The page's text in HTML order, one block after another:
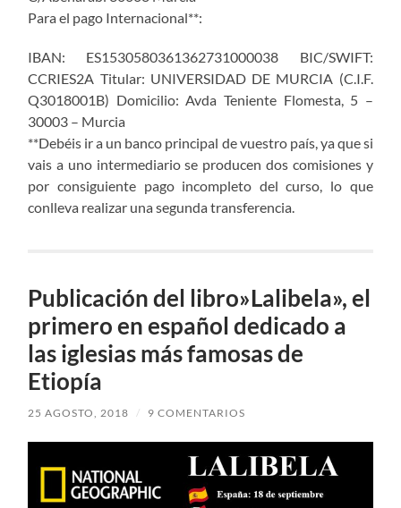
Para el pago Internacional**:
IBAN: ES1530580361362731000038 BIC/SWIFT:
CCRIES2A Titular: UNIVERSIDAD DE MURCIA (C.I.F.
Q3018001B) Domicilio: Avda Teniente Flomesta, 5 –
30003 – Murcia
**Debéis ir a un banco principal de vuestro país, ya que si
vais a uno intermediario se producen dos comisiones y
por consiguiente pago incompleto del curso, lo que
conlleva realizar una segunda transferencia.
Publicación del libro»Lalibela», el
primero en español dedicado a
las iglesias más famosas de
Etiopía
25 AGOSTO, 2018 / 9 COMENTARIOS